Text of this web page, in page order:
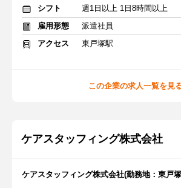
シフト
週1日以上 1日8時間以上
雇用形態
派遣社員
アクセス
東戸塚駅
この企業の求人一覧を見
ケアスタッフィング株式会社
ケアスタッフィング株式会社(勤務地：東戸塚